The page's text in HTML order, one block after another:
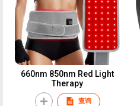
660nm 850nm Red Light
Therapy
查询